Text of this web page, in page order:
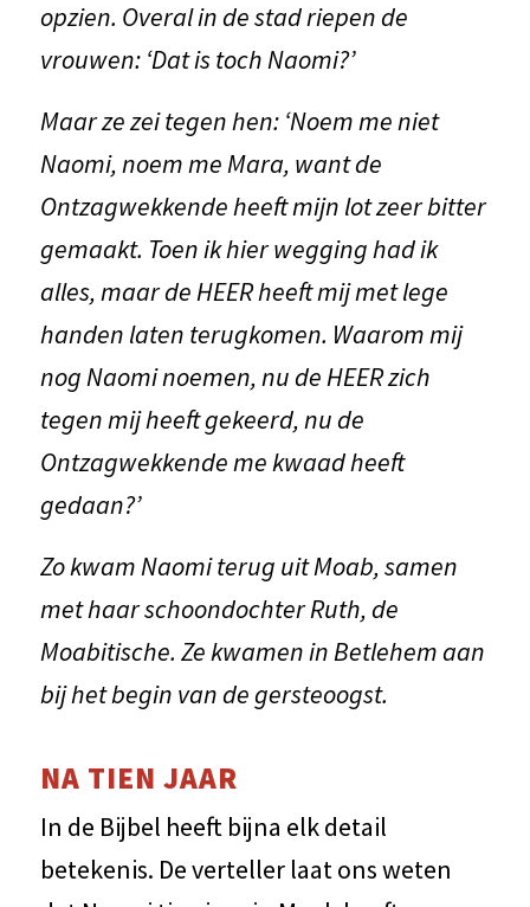
opzien. Overal in de stad riepen de
vrouwen: ‘Dat is toch Naomi?’
Maar ze zei tegen hen: ‘Noem me niet
Naomi, noem me Mara, want de
Ontzagwekkende heeft mijn lot zeer bitter
gemaakt. Toen ik hier wegging had ik
alles, maar de HEER heeft mij met lege
handen laten terugkomen. Waarom mij
nog Naomi noemen, nu de HEER zich
tegen mij heeft gekeerd, nu de
Ontzagwekkende me kwaad heeft
gedaan?’
Zo kwam Naomi terug uit Moab, samen
met haar schoondochter Ruth, de
Moabitische. Ze kwamen in Betlehem aan
bij het begin van de gersteoogst.
NA TIEN JAAR
In de Bijbel heeft bijna elk detail
betekenis. De verteller laat ons weten